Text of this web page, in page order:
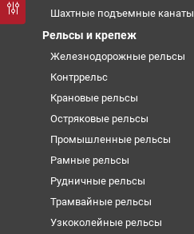
Шахтные подъемные канаты
Рельсы и крепеж
Железнодорожные рельсы
Контррельс
Крановые рельсы
Остряковые рельсы
Промышленные рельсы
Рамные рельсы
Рудничные рельсы
Трамвайные рельсы
Узкоколейные рельсы